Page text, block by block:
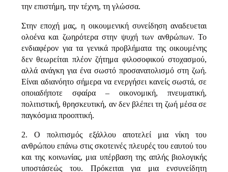
την επιστήμη, την τέχνη, τη γλώσσα.
Στην εποχή μας, η οικουμενική συνείδηση αναδευεται
ολοένα και ζωηρότερα στην ψυχή των ανθρώπων. Το
ενδιαφέρον για τα γενικά προβλήματα της οικουμένης
δεν θεωρείται πλέον ζήτημα φιλοσοφικού στοχασμού,
αλλά ανάγκη για ένα σωστό προσανατολισμό στη ζωή.
Είναι αδιανόητο σήμερα να ενεργήσει κανείς σωστά, σε
οποιαδήποτε σφαίρα – οικονομική, πνευματική,
πολιτιστική, θρησκευτική, αν δεν βλέπει τη ζωή μέσα σε
παγκόσμια προοπτική.
2. Ο πολιτισμός εξάλλου αποτελεί μια νίκη του
ανθρώπου επάνω στις σκοτεινές πλευρές του εαυτού του
και της κοινωνίας, μια υπέρβαση της απλής βιολογικής
υποστάσεώς του. Πρόκειται για μια ενσυνείδητη